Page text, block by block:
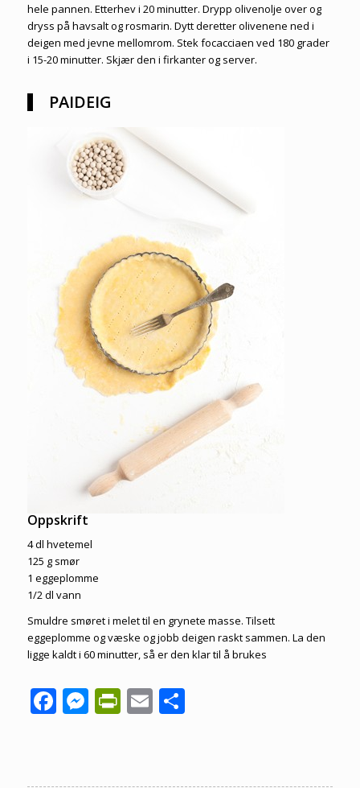
hele pannen. Etterhev i 20 minutter. Drypp olivenolje over og
dryss på havsalt og rosmarin. Dytt deretter olivenene ned i
deigen med jevne mellomrom. Stek focacciaen ved 180 grader
i 15-20 minutter. Skjær den i firkanter og server.
PAIDEIG
Oppskrift
4 dl hvetemel
125 g smør
1 eggeplomme
1/2 dl vann
Smuldre smøret i melet til en grynete masse. Tilsett
eggeplomme og væske og jobb deigen raskt sammen. La den
ligge kaldt i 60 minutter, så er den klar til å brukes
Facebook
Messenger
PrintFriendly
EmailShare